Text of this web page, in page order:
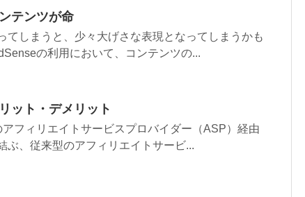
テンツが命
てしまうと、少々大げさな表現となってしまうかも
の利用において、コンテンツの...
ット・デメリット
フィリエイトサービスプロバイダー（ASP）経由
ぶ、従来型のアフィリエイトサービ...